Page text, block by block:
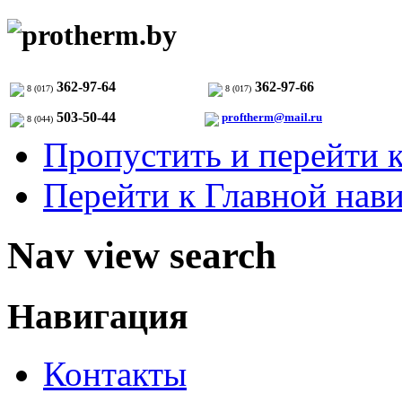
8 (017) 362-97-64 8 (017) 362-97-66
8 (044) 503-50-44 proftherm@mail.ru
Пропустить и перейти
Перейти к Главной
Nav view search
Навигация
Контакты